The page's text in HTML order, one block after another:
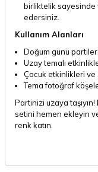
birliktelik sayesinde
edersiniz.
Kullanım Alanları
Doğum günü partileri
Uzay temalı
Çocuk etkinlikleri
Tema fotoğraf
Partinizi uzaya
setini hemen ekleyin
renk katın.